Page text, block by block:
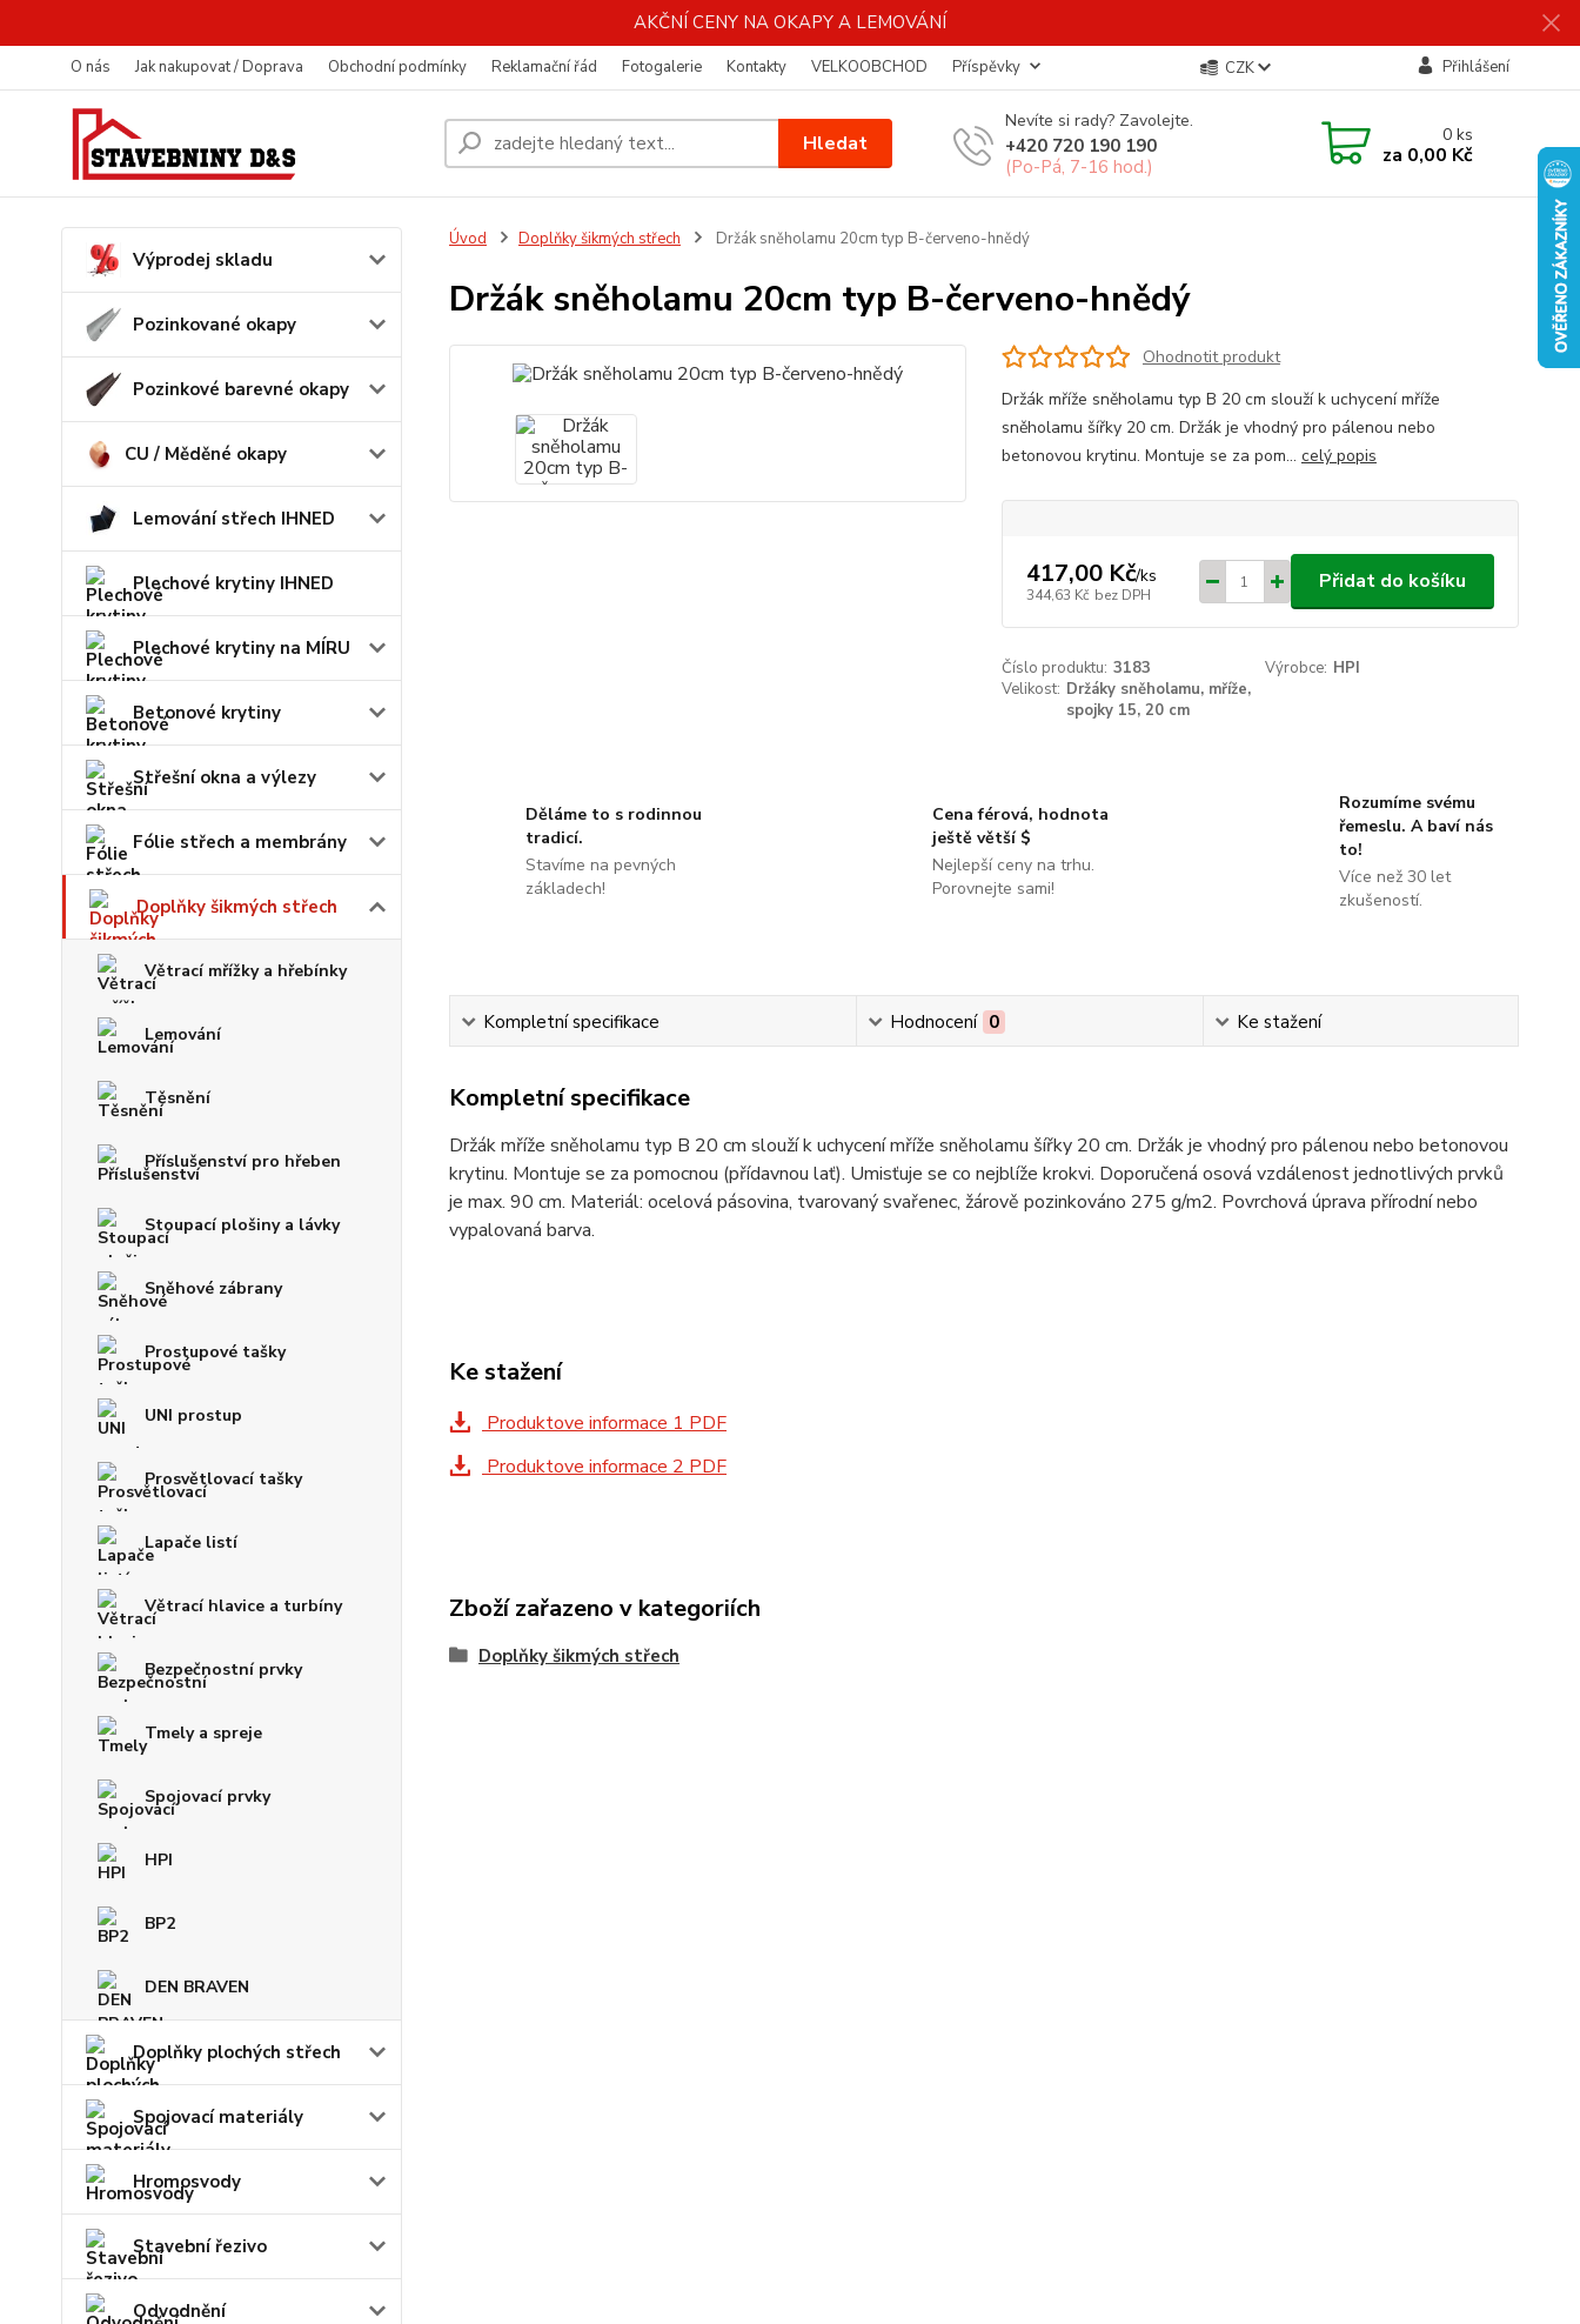
AKČNÍ CENY NA OKAPY A LEMOVÁNÍ
O nás Jak nakupovat / Doprava Obchodní podmínky Reklamační řád Fotogalerie Kontakty VELKOOBCHOD Příspěvky CZK Přihlášení
Hledat
Nevíte si rady? Zavolejte.
+420 720 190 190
(Po-Pá, 7-16 hod.)
0ks
za 0,00 Kč
Výprodej skladu
Pozinkované okapy
Pozinkové barevné okapy
CU / Měděné okapy
Lemování střech IHNED
Plechové krytiny IHNED
Plechové krytiny na MÍRU
Betonové krytiny
Střešní okna a výlezy
Fólie střech a membrány
Doplňky šikmých střech
Větrací mřížky a hřebínky
Lemování
Těsnění
Příslušenství pro hřeben
Stoupací plošiny a lávky
Sněhové zábrany
Prostupové tašky
UNI prostup
Prosvětlovací tašky
Lapače listí
Větrací hlavice a turbíny
Bezpečnostní prvky
Tmely a spreje
Spojovací prvky
HPI
BP2
DEN BRAVEN
Doplňky plochých střech
Spojovací materiály
Hromosvody
Stavební řezivo
Odvodnění
Úvod Doplňky šikmých střech Držák sněholamu 20cm typ B-červeno-hnědý
Držák sněholamu 20cm typ B-červeno-hnědý
Ohodnotit produkt
Držák mříže sněholamu typ B 20 cm slouží k uchycení mříže
sněholamu šířky 20 cm. Držák je vhodný pro pálenou nebo
betonovou krytinu. Montuje se za pom... celý popis
417,00 Kč/ks
344,63 Kč bez DPH
Přidat do košíku
Číslo produktu: 3183 Výrobce: HPI
Velikost: Držáky sněholamu, mříže,
spojky 15, 20 cm
Děláme to s rodinnou
tradicí.
Stavíme na pevných
základech!
Cena férová, hodnota
ještě větší $
Nejlepší ceny na trhu.
Porovnejte sami!
Rozumíme svému
řemeslu. A baví nás
to!
Více než 30 let
zkušeností.
Kompletní specifikace Hodnocení 0 Ke stažení
Kompletní specifikace
Držák mříže sněholamu typ B 20 cm slouží k uchycení mříže sněholamu šířky 20 cm. Držák je vhodný pro pálenou nebo betonovou
krytinu. Montuje se za pomocnou (přídavnou lať). Umisťuje se co nejblíže krokvi. Doporučená osová vzdálenost jednotlivých prvků
je max. 90 cm. Materiál: ocelová pásovina, tvarovaný svařenec, žárově pozinkováno 275 g/m2. Povrchová úprava přírodní nebo
vypalovaná barva.
Ke stažení
Produktove informace 1 PDF
Produktove informace 2 PDF
Zboží zařazeno v kategoriích
Doplňky šikmých střech